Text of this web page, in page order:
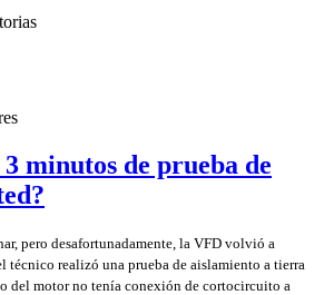
minutos de prueba de
pero desafortunadamente, la VFD volvió a
técnico realizó una prueba de aislamiento a tierra
del motor no tenía conexión de cortocircuito a